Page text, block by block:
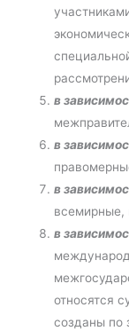
в
в
в
всемирные,
в
относятся
созданы по